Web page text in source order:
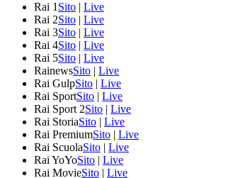
Rai 1 Sito | Live
Rai 2Sito | Live
Rai 3Sito | Live
Rai 4Sito | Live
Rai 5Sito | Live
RainewsSito | Live
Rai GulpSito | Live
Rai SportSito | Live
Rai Sport 2Sito | Live
Rai StoriaSito | Live
Rai PremiumSito | Live
Rai ScuolaSito | Live
Rai YoYoSito | Live
Rai MovieSito | Live